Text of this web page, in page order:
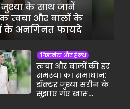
जुश्या के साथ जानें
त्वचा और बालों के
के अनगिनत फायदे
फिटनेस और हेल्थ
त्वचा और बालों की हर
समस्या का समाधान:
डॉक्टर जुश्या सरीन के
सुझाए गए खास